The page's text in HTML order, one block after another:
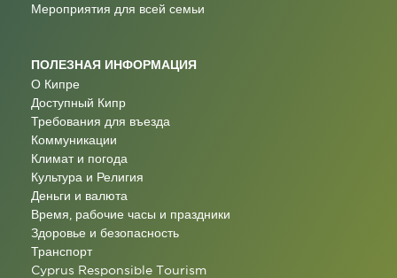
Мероприятия для всей семьи
ПОЛЕЗНАЯ ИНФОРМАЦИЯ
О Кипре
Доступный Кипр
Требования для въезда
Коммуникации
Климат и погода
Культура и Религия
Деньги и валюта
Время, рабочие часы и праздники
Здоровье и безопасность
Транспорт
Cyprus Responsible Tourism